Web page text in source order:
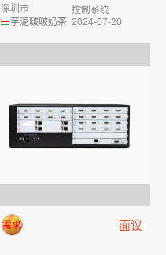
芋泥啵啵奶茶
深圳市
控制系统
2024-07-20
面议